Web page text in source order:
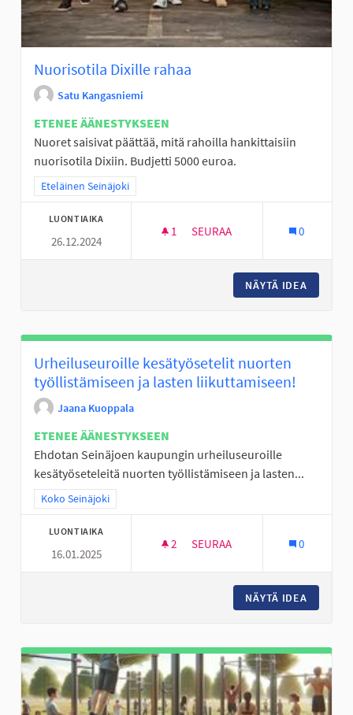
Nuorisotila Dixille rahaa
Satu Kangasniemi
ETENEE ÄÄNESTYKSEEN
Nuoret saisivat päättää, mitä rahoilla hankittaisiin
nuorisotila Dixiin. Budjetti 5000 euroa.
Rajaa tulokset teeman mukaan: Eteläinen Seinäjoki
Eteläinen Seinäjoki
LUONTIAIKA
26.12.2024
1 1 SEURAAJA
SEURAA 0
NÄYTÄ IDEA
Urheiluseuroille kesätyösetelit nuorten
työllistämiseen ja lasten liikuttamiseen!
Jaana Kuoppala
ETENEE ÄÄNESTYKSEEN
Ehdotan Seinäjoen kaupungin urheiluseuroille
kesätyöseteleitä nuorten työllistämiseen ja lasten...
Rajaa tulokset teeman mukaan: Koko Seinäjoki
Koko Seinäjoki
LUONTIAIKA
16.01.2025
2 2 SEURAAJAA
SEURAA 0
NÄYTÄ IDEA